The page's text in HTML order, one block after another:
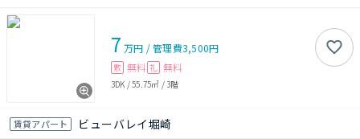
7 万円 /管理費3,500円
敷 無料 礼 無料
3DK /55.75㎡ /3階
賃貸アパート ビューバレイ堀崎